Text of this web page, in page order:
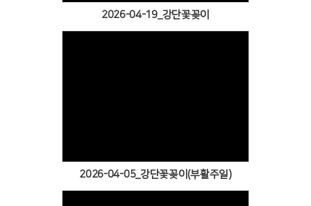
2026-04-19_강단꽃꽂이
2026-04-05_강단꽃꽂이(부활주일)